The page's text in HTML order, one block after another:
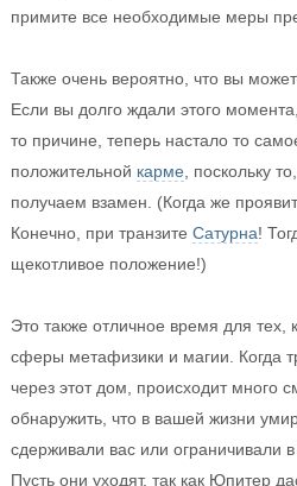
примите все необходимые меры
Также очень вероятно, что вы
Если вы долго ждали этого
то причине, теперь настало то
положительной карме, поскольку
получаем взамен. (Когда же
Конечно, при транзите Сатурна!
щекотливое положение!)
Это также отличное время для тех,
сферы метафизики и магии. Когда
через этот дом, происходит много
обнаружить, что в вашей жизни
сдерживали вас или ограничивали
Пусть они уходят, так как Юпитер